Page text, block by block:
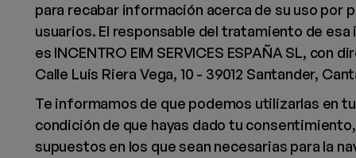
para recabar información acerca de su uso por
usuarios. El responsable del tratamiento de
es INCENTRO EIM SERVICES ESPAÑA SL, con
Calle Luis Riera Vega, 10 - 39012 Santander,
Te informamos de que podemos utilizarlas en
condición de que hayas dado tu
supuestos en los que sean necesarias para la